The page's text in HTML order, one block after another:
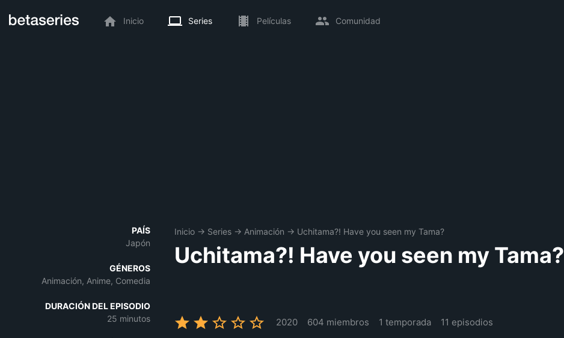
Inicio Series Películas Comunidad
PAÍS
Japón
GÉNEROS
Animación, Anime, Comedia
DURACIÓN DEL EPISODIO
25 minutos
Inicio → Series → Animación → Uchitama?! Have you seen my Tama?
Uchitama?! Have you seen my Tama?
2020 604 miembros 1 temporada 11 episodios